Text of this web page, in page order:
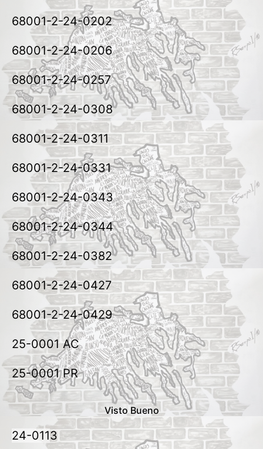
68001-2-24-0202
68001-2-24-0206
68001-2-24-0257
68001-2-24-0308
68001-2-24-0311
68001-2-24-0331
68001-2-24-0343
68001-2-24-0344
68001-2-24-0382
68001-2-24-0427
68001-2-24-0429
25-0001 AC
25-0001 PR
Visto Bueno
24-0113